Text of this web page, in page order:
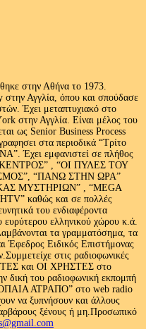
στην Αθήνα το 1973.
στην Αγγλία, όπου και σπούδασε
Έχει μεταπτυχιακό στο
στην Αγγλία. Είναι μέλος του
ως Senior Business Process
στα περιοδικά “Τρίτο
Έχει εμφανιστεί σε πλήθος
, “ΟΙ ΠΥΛΕΣ ΤΟΥ
“ΠΑΝΩ ΣΤΗΝ ΩΡΑ”
ΜΥΣΤΗΡΙΩΝ” , “MEGA
καθώς και σε πολλές
του ενδιαφέροντα
ευρύτερου ελληνικού χώρου κ.ά.
τα γραμματόσημα, τα
Έφεδρος Ειδικός Επιστήμονας
στις ραδιοφωνικές
και ΟΙ ΧΡΗΣΤΕΣ στο
δική του ραδιοφωνική εκπομπή
ΑΤΡΑΠΟ” στο web radio
να ξυπνήσουν και άλλους
ξένους ή μη.Προσωπικό